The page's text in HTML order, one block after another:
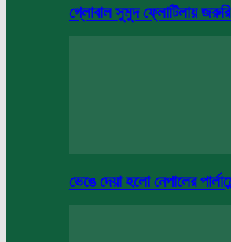
গ্লোবাল সুমুদ ফ্লোটিলায়
ভেঙে দেয়া হলো নেপালের